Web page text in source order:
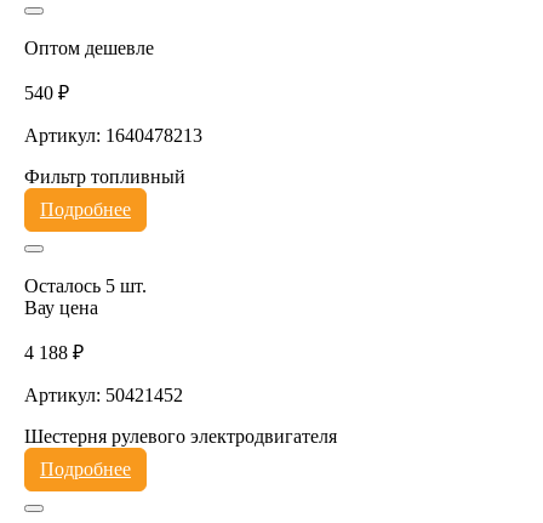
Оптом дешевле
540 ₽
Артикул: 1640478213
Фильтр топливный
Подробнее
Осталось 5 шт.
Вау цена
4 188 ₽
Артикул: 50421452
Шестерня рулевого электродвигателя
Подробнее